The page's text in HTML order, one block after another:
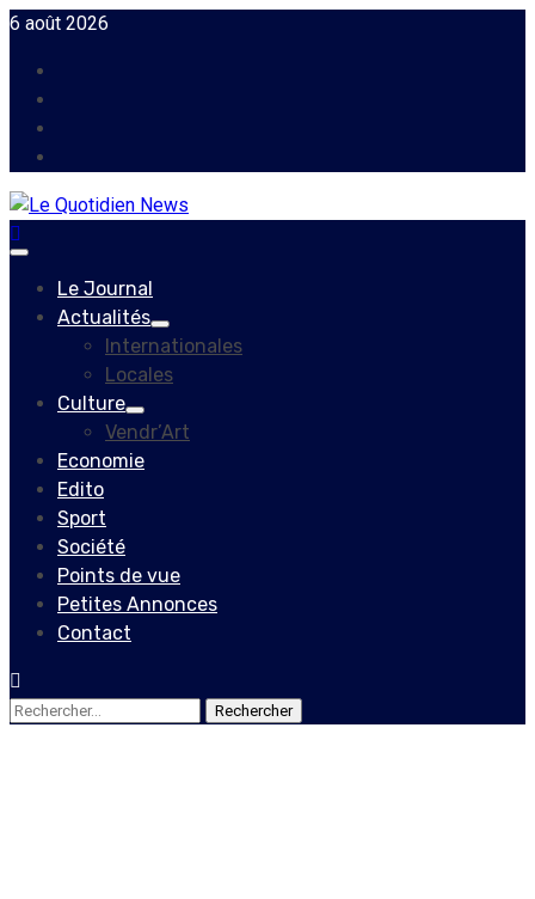
Skip
content
6 août 2026
Primary
Le Journal
Actualités
Internationales
Locales
Culture
Vendr’Art
Economie
Edito
Sport
Société
Points de vue
Petites Annonces
Contact
Rechercher :